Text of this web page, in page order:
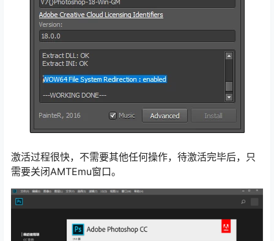
激活过程很快，不需要其他任何操作，待激活完毕后，只
需要关闭AMTEmu窗口。